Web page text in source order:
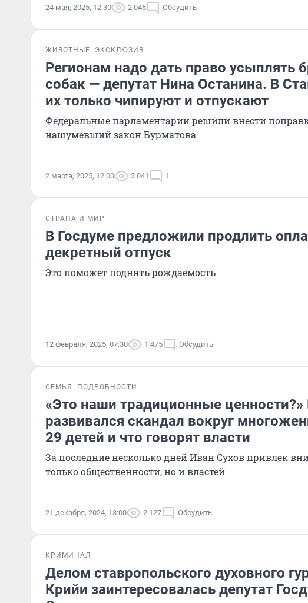
24 мая, 2025, 12:30 2 046 Обсудить
ЖИВОТНЫЕ ЭКСКЛЮЗИВ
Регионам надо дать право усыплять
собак — депутат Нина Останина. В
их только чипируют и отпускают
Федеральные парламентарии решили внести
нашумевший закон Бурматова
2 марта, 2025, 12:00 2 041 1
СТРАНА И МИР
В Госдуме предложили продлить
декретный отпуск
Это поможет поднять рождаемость
12 февраля, 2025, 07:30 1 475 Обсудить
СЕМЬЯ ПОДРОБНОСТИ
«Это наши традиционные ценности?»
развивался скандал вокруг
29 детей и что говорят власти
За последние несколько дней Иван Сухов привлек
только общественности, но и властей
21 декабря, 2024, 13:00 2 127 Обсудить
КРИМИНАЛ
Делом ставропольского духовного
Крийи заинтересовалась депутат